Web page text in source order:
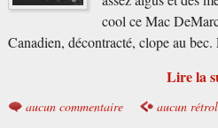
cool ce Mac
Canadien, décontracté, clope au
Lire la
aucun commentaire aucun